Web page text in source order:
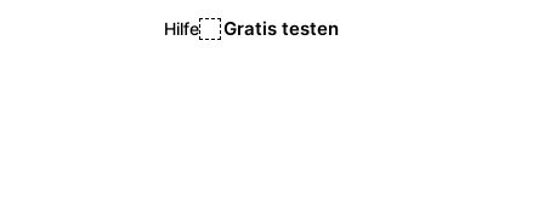
Hilfe Gratis testen